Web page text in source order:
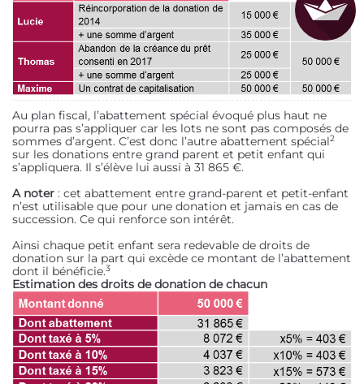
Au plan fiscal, l’abattement spécial évoqué plus haut ne
pourra pas s’appliquer car les lots ne sont pas composés de
sommes d’argent. C’est donc l’autre abattement spécial2
sur les donations entre grand parent et petit enfant qui
s’appliquera. Il s’élève lui aussi à 31 865 €.
A noter : cet abattement entre grand-parent et petit-enfant
n’est utilisable que pour une donation et jamais en cas de
succession. Ce qui renforce son intérêt.
Ainsi chaque petit enfant sera redevable de droits de
donation sur la part qui excède ce montant de l’abattement
dont il bénéficie.3
Estimation des droits de donation de chacun